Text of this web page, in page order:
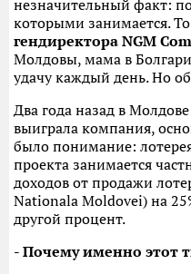
незначительный факт:
которыми занимается.
гендиректора NGM
Молдовы, мама в
удачу каждый день. Но
Два года назад в
выиграла компания,
было понимание:
проекта занимается
доходов от продажи
Nationala Moldovei) на
другой процент.
- Почему именно этот